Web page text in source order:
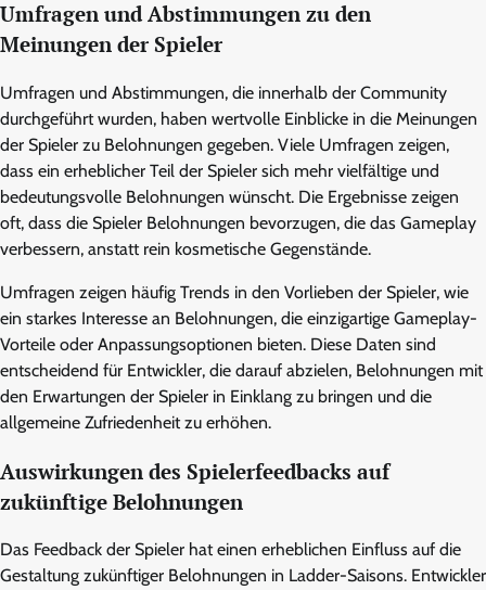
Umfragen und Abstimmungen zu den
Meinungen der Spieler
Umfragen und Abstimmungen, die innerhalb der Community
durchgeführt wurden, haben wertvolle Einblicke in die Meinungen
der Spieler zu Belohnungen gegeben. Viele Umfragen zeigen,
dass ein erheblicher Teil der Spieler sich mehr vielfältige und
bedeutungsvolle Belohnungen wünscht. Die Ergebnisse zeigen
oft, dass die Spieler Belohnungen bevorzugen, die das Gameplay
verbessern, anstatt rein kosmetische Gegenstände.
Umfragen zeigen häufig Trends in den Vorlieben der Spieler, wie
ein starkes Interesse an Belohnungen, die einzigartige Gameplay-
Vorteile oder Anpassungsoptionen bieten. Diese Daten sind
entscheidend für Entwickler, die darauf abzielen, Belohnungen mit
den Erwartungen der Spieler in Einklang zu bringen und die
allgemeine Zufriedenheit zu erhöhen.
Auswirkungen des Spielerfeedbacks auf
zukünftige Belohnungen
Das Feedback der Spieler hat einen erheblichen Einfluss auf die
Gestaltung zukünftiger Belohnungen in Ladder-Saisons. Entwickler